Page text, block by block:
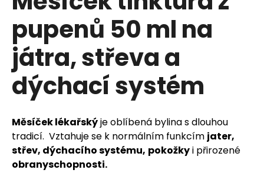
pupenů 50 ml na
játra, střeva a
dýchací systém
Měsíček lékařskýje oblíbená bylina s dlouhou
tradicí. Vztahuje se k normálním funkcím jater,
střev, dýchacího systému, pokožkyi přirozené
obranyschopnosti.
HLEDAT
D
o
p